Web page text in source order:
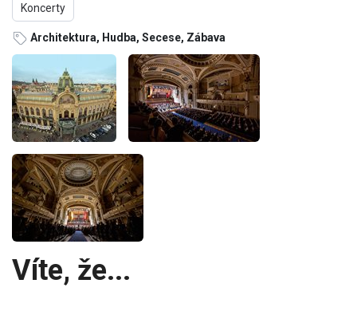
Víte, že...
Koncerty
Architektura, Hudba, Secese, Zábava